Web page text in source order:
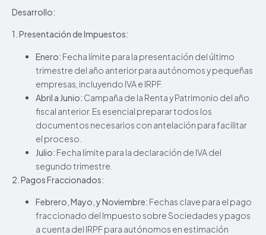
Desarrollo:
1. Presentación de Impuestos:
Enero: Fecha límite para la presentación del último
trimestre del año anterior para autónomos y pequeñas
empresas, incluyendo IVA e IRPF.
Abril a Junio: Campaña de la Renta y Patrimonio del año
fiscal anterior. Es esencial preparar todos los
documentos necesarios con antelación para facilitar
el proceso.
Julio: Fecha límite para la declaración de IVA del
segundo trimestre.
2. Pagos Fraccionados:
Febrero, Mayo, y Noviembre: Fechas clave para el pago
fraccionado del Impuesto sobre Sociedades y pagos
a cuenta del IRPF para autónomos en estimación